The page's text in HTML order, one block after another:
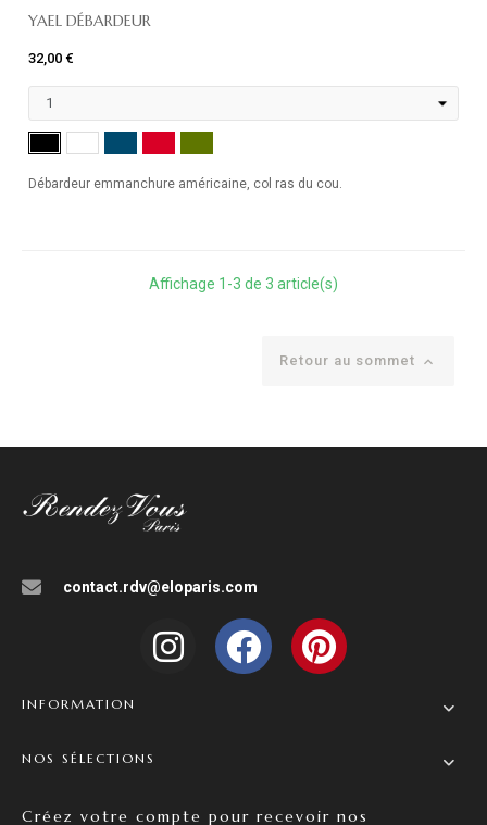
YAEL DÉBARDEUR
32,00 €
Débardeur emmanchure américaine, col ras du cou.
Affichage 1-3 de 3 article(s)
Retour au sommet 
contact.rdv@eloparis.com
INFORMATION
NOS SÉLECTIONS
Créez votre compte pour recevoir nos